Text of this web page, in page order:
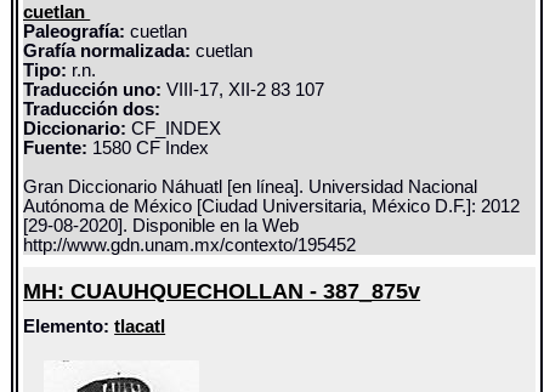
cuetlan
Paleografía: cuetlan
Grafía normalizada: cuetlan
Tipo: r.n.
Traducción uno: VIII-17, XII-2 83 107
Traducción dos:
Diccionario:CF_INDEX
Fuente: 1580 CF Index
Gran Diccionario Náhuatl [en línea]. Universidad Nacional
Autónoma de México [Ciudad Universitaria, México D.F.]: 2012
[29-08-2020]. Disponible en la Web
http://www.gdn.unam.mx/contexto/195452
MH: CUAUHQUECHOLLAN - 387_875v
Elemento:tlacatl